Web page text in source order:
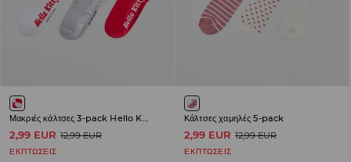
Μακριές κάλτσες 3-pack Hello Kitty
2,99 EUR 12,99 EUR
ΕΚΠΤΩΣΕΙΣ
Κάλτσες χαμηλές 5-pack
2,99 EUR 12,99 EUR
ΕΚΠΤΩΣΕΙΣ